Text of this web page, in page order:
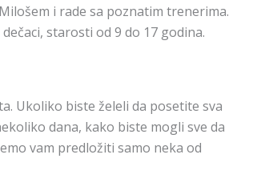
i rade sa poznatim trenerima.
starosti od 9 do 17 godina.
Ukoliko biste želeli da posetite sva
dana, kako biste mogli sve da
vam predložiti samo neka od